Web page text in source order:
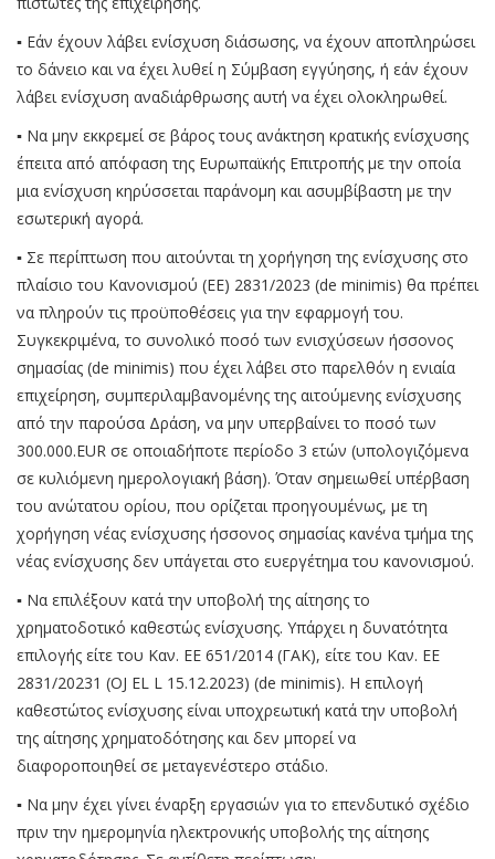
▪ Εάν έχουν λάβει ενίσχυση διάσωσης, να έχουν αποπληρώσει
το δάνειο και να έχει λυθεί η Σύμβαση εγγύησης, ή εάν έχουν
λάβει ενίσχυση αναδιάρθρωσης αυτή να έχει ολοκληρωθεί.
▪ Να μην εκκρεμεί σε βάρος τους ανάκτηση κρατικής ενίσχυσης
έπειτα από απόφαση της Ευρωπαϊκής Επιτροπής με την οποία
μια ενίσχυση κηρύσσεται παράνομη και ασυμβίβαστη με την
εσωτερική αγορά.
▪ Σε περίπτωση που αιτούνται τη χορήγηση της ενίσχυσης στο
πλαίσιο του Κανονισμού (ΕΕ) 2831/2023 (de minimis) θα πρέπει
να πληρούν τις προϋποθέσεις για την εφαρμογή του.
Συγκεκριμένα, το συνολικό ποσό των ενισχύσεων ήσσονος
σημασίας (de minimis) που έχει λάβει στο παρελθόν η ενιαία
επιχείρηση, συμπεριλαμβανομένης της αιτούμενης ενίσχυσης
από την παρούσα Δράση, να μην υπερβαίνει το ποσό των
300.000.EUR σε οποιαδήποτε περίοδο 3 ετών (υπολογιζόμενα
σε κυλιόμενη ημερολογιακή βάση). Όταν σημειωθεί υπέρβαση
του ανώτατου ορίου, που ορίζεται προηγουμένως, με τη
χορήγηση νέας ενίσχυσης ήσσονος σημασίας κανένα τμήμα της
νέας ενίσχυσης δεν υπάγεται στο ευεργέτημα του κανονισμού.
▪ Να επιλέξουν κατά την υποβολή της αίτησης το
χρηματοδοτικό καθεστώς ενίσχυσης. Υπάρχει η δυνατότητα
επιλογής είτε του Καν. ΕΕ 651/2014 (ΓΑΚ), είτε του Καν. ΕΕ
2831/20231 (OJ EL L 15.12.2023) (de minimis). Η επιλογή
καθεστώτος ενίσχυσης είναι υποχρεωτική κατά την υποβολή
της αίτησης χρηματοδότησης και δεν μπορεί να
διαφοροποιηθεί σε μεταγενέστερο στάδιο.
▪ Να μην έχει γίνει έναρξη εργασιών για το επενδυτικό σχέδιο
πριν την ημερομηνία ηλεκτρονικής υποβολής της αίτησης